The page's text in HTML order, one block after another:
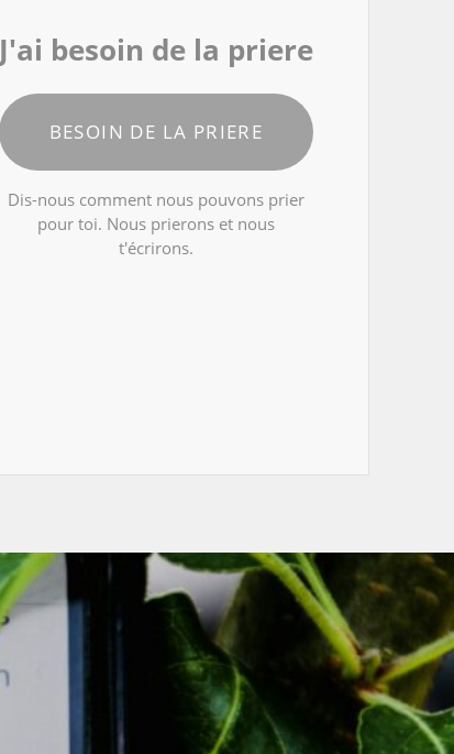
J'ai besoin de la priere
BESOIN DE LA PRIERE
Dis-nous comment nous pouvons prier
pour toi. Nous prierons et nous
t'écrirons.